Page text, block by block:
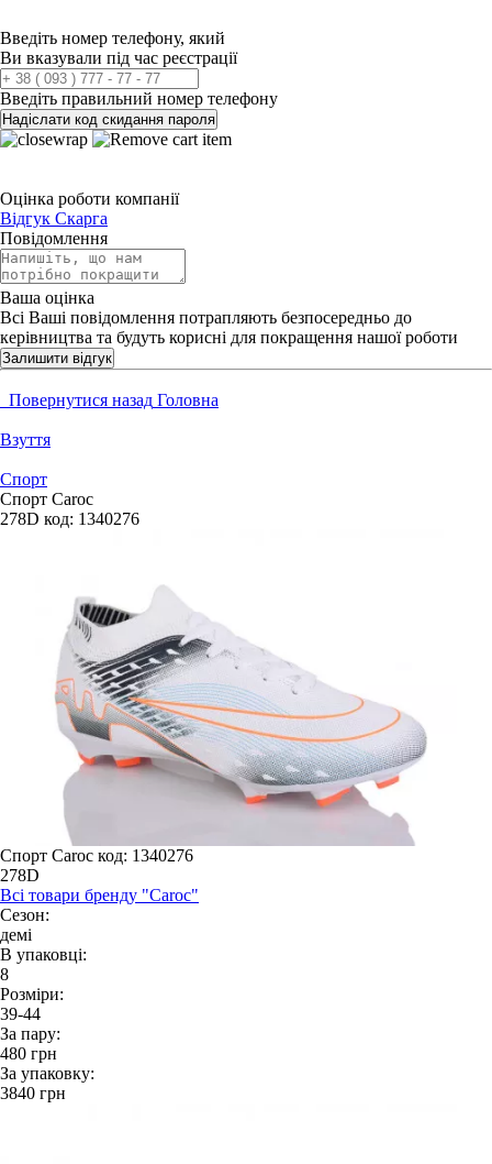
Введіть номер телефону, який
Ви вказували під час реєстрації
Введіть правильний номер телефону
Надіслати код скидання пароля
Оцінка роботи компанії
Відгук Скарга
Повідомлення
Ваша оцінка
Всі Ваші повідомлення потрапляють безпосередньо до
керівництва та будуть корисні для покращення нашої роботи
Залишити відгук
Повернутися назад Головна
Взуття
Спорт
Спорт Caroc
278D код: 1340276
Спорт Caroc код: 1340276
278D
Всі товари бренду "Caroc"
Сезон:
демі
В упаковці:
8
Розміри:
39-44
За пару:
480 грн
За упаковку:
3840 грн